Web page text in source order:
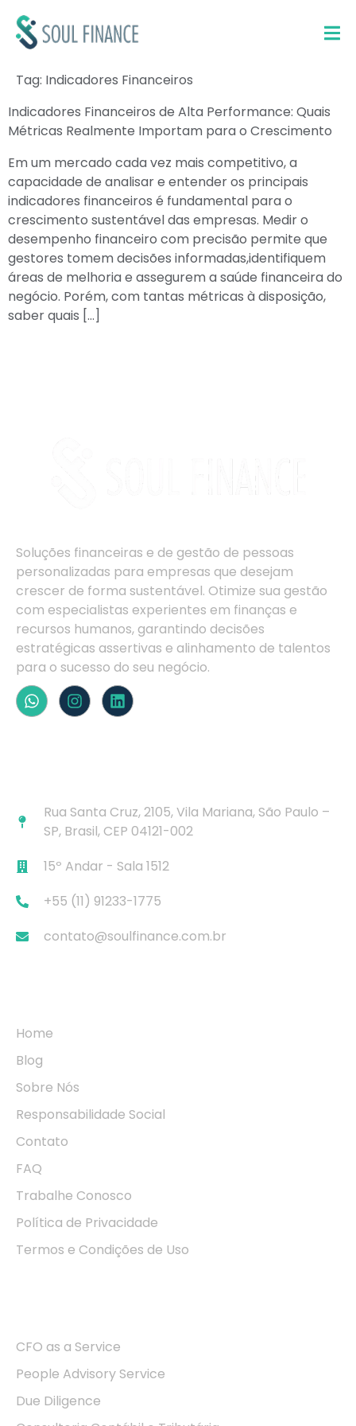
Tag: Indicadores Financeiros
Indicadores Financeiros de Alta Performance: Quais
Métricas Realmente Importam para o Crescimento
Em um mercado cada vez mais competitivo, a
capacidade de analisar e entender os principais
indicadores financeiros é fundamental para o
crescimento sustentável das empresas. Medir o
desempenho financeiro com precisão permite que
gestores tomem decisões informadas,identifiquem
áreas de melhoria e assegurem a saúde financeira do
negócio. Porém, com tantas métricas à disposição,
saber quais […]
Soluções financeiras e de gestão de pessoas
personalizadas para empresas que desejam
crescer de forma sustentável. Otimize sua gestão
com especialistas experientes em finanças e
recursos humanos, garantindo decisões
estratégicas assertivas e alinhamento de talentos
para o sucesso do seu negócio.
Rua Santa Cruz, 2105, Vila Mariana, São Paulo –
SP, Brasil, CEP 04121-002
15º Andar - Sala 1512
+55 (11) 91233-1775
contato@soulfinance.com.br
Home
Blog
Sobre Nós
Responsabilidade Social
Contato
FAQ
Trabalhe Conosco
Política de Privacidade
Termos e Condições de Uso
CFO as a Service
People Advisory Service
Due Diligence